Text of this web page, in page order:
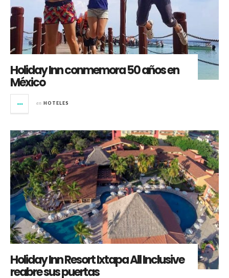
Holiday Inn conmemora 50 años en
México
en HOTELES
Holiday Inn Resort Ixtapa All Inclusive
reabre sus puertas